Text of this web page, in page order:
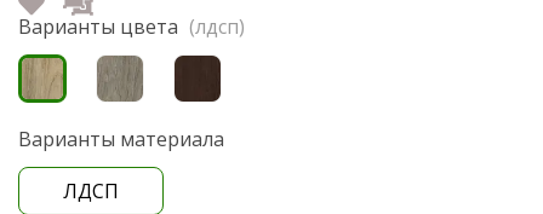
Варианты цвета (лдсп)
Варианты материала
ЛДСП